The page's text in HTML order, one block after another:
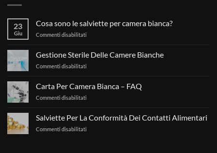
23
Giu
Cosa sono le salviette per camera bianca?
Commenti disabilitati
le
camera
Gestione Sterile Delle Camere Bianche
Commenti disabilitati
Delle
Carta Per Camera Bianca – FAQ
Commenti disabilitati
Camera
Salviette Per La Conformità Dei Contatti Alimentari
Commenti disabilitati